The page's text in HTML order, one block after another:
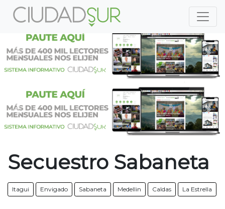
Previous
Previous
Secuestro Sabaneta
Itagui Envigado Sabaneta Medellin Caldas La Estrella